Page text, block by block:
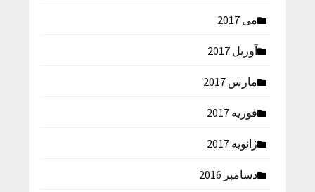
می 2017
آوریل 2017
مارس 2017
فوریه 2017
ژانویه 2017
دسامبر 2016